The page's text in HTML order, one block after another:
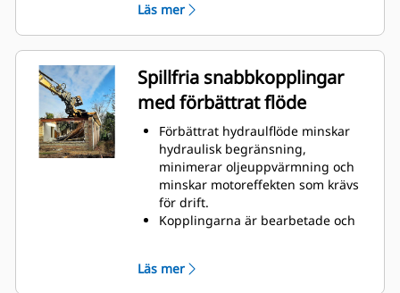
skyddar mot skador, vilket innebär
lägre kostnader för slangar och
reparationer.
Konstruktionen hos locket ger
extra skydd för fästena och
förhindrar att föroreningar
tränger in i det hydrauliska
systemet.
Läs mer
Spillfria snabbkopplingar
med förbättrat flöde
Förbättrat hydraulflöde minskar
hydraulisk begränsning,
minimerar oljeuppvärmning och
minskar motoreffekten som krävs
för drift.
Kopplingarna är bearbetade och
hydromekaniska redskap för att
Läs mer